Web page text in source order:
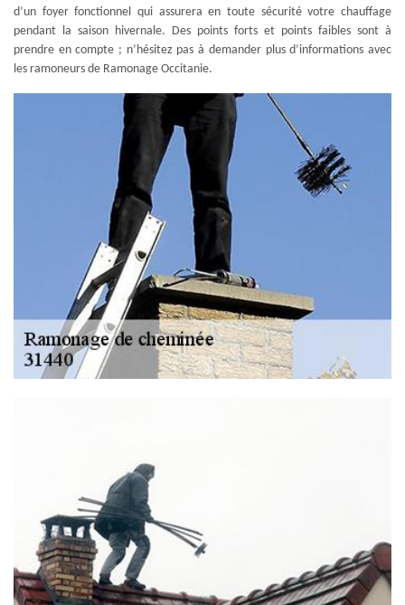
d’un foyer fonctionnel qui assurera en toute sécurité votre chauffage
pendant la saison hivernale. Des points forts et points faibles sont à
prendre en compte ; n’hésitez pas à demander plus d’informations avec
les ramoneurs de Ramonage Occitanie.